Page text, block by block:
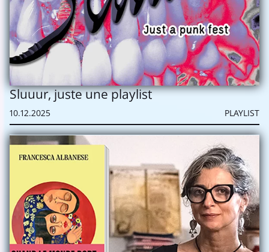
Sluuur, juste une playlist
10.12.2025 PLAYLIST